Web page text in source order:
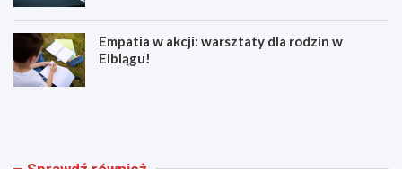
Empatia w akcji: warsztaty dla rodzin w
Elblągu!
Z
E